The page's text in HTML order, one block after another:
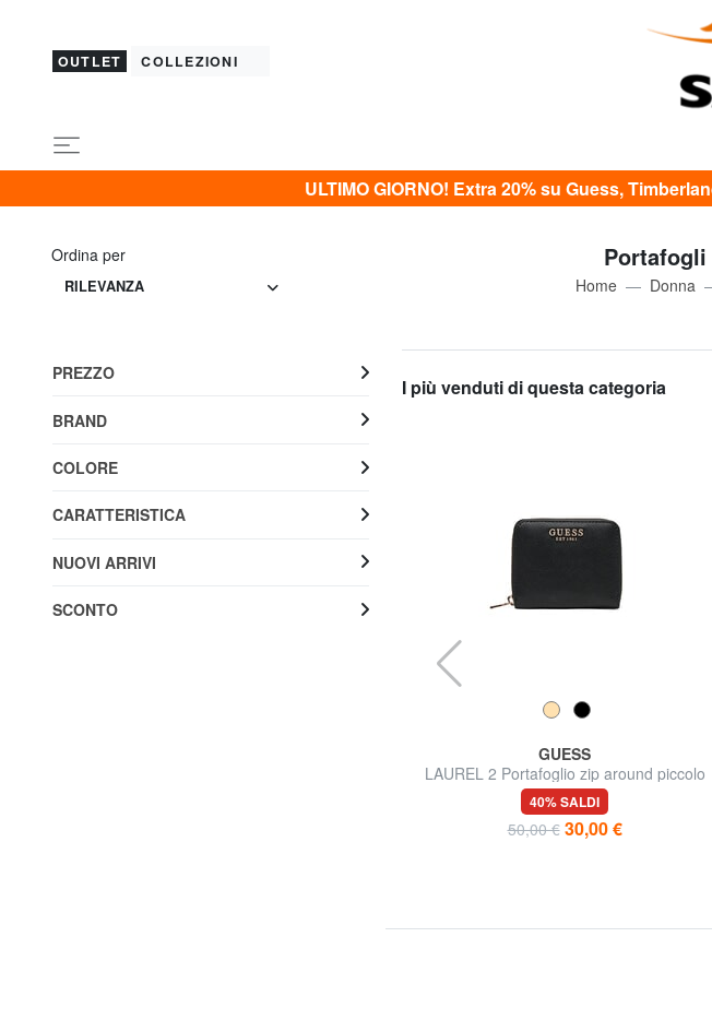
OUTLET COLLEZIONI
ULTIMO GIORNO! Extra 20% su Guess,
Ordina per
RILEVANZA Home Donna
I più venduti di questa categoria
GUESS
LAUREL 2 Portafoglio zip around piccolo
40% SALDI
50,00 € 30,00 €
PREZZO
BRAND
COLORE
CARATTERISTICA
NUOVI ARRIVI
SCONTO